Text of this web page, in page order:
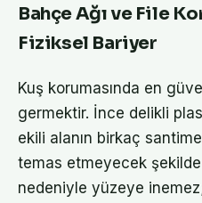
Bahçe Ağı ve File
Fiziksel Bariyer
Kuş korumasında en
germektir. İnce delikli
ekili alanın birkaç
temas etmeyecek
nedeniyle yüzeye